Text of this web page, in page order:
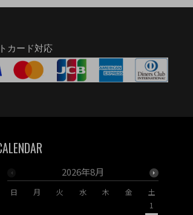
カード対応
2026年8月
日 月 火 水 木 金
土
1